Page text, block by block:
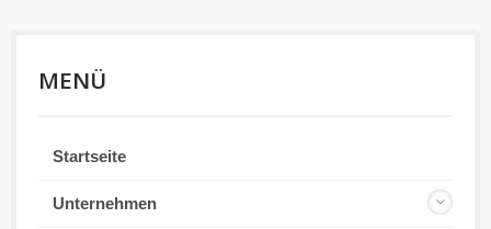
MENÜ
Startseite
Unternehmen